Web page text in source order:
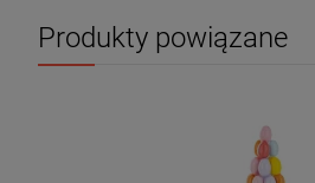
Produkty powiązane